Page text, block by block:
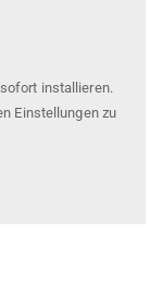
installieren.
Einstellungen zu